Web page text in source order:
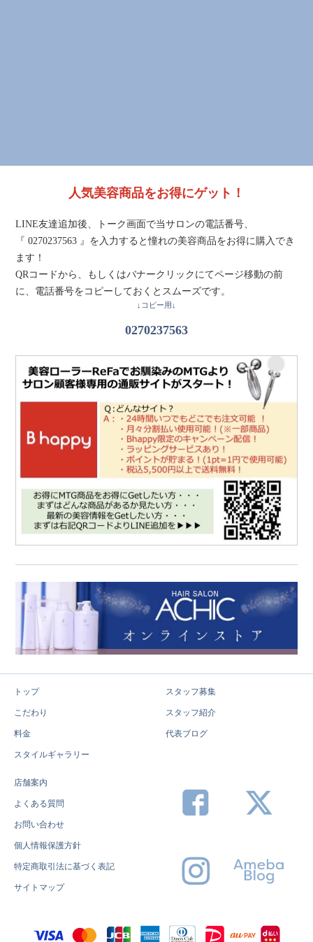
人気美容商品をお得にゲット！
LINE友達追加後、トーク画面で当サロンの電話番号、
『 0270237563 』を入力すると憧れの美容商品をお得に購入でき
ます！
QRコードから、もしくはバナークリックにてページ移動の前
に、電話番号をコピーしておくとスムーズです。
↓コピー用↓
0270237563
トップ
こだわり
料金
スタイルギャラリー
スタッフ募集
スタッフ紹介
代表ブログ
店舗案内
よくある質問
お問い合わせ
個人情報保護方針
特定商取引法に基づく表記
サイトマップ